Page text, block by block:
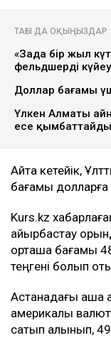
ТАҒЫ ДА ОҚЫҢЫЗДАР
«Заңда бір жыл
фельдшердің
Доллар бағамы
Үлкен Алматы
есе қымбаттайды
Айта кетейік,
бағамы долларға
Kurs.kz
айырбастау
орташа бағамы
теңгені болып
Астанадағы
америкалық
сатып алынып,